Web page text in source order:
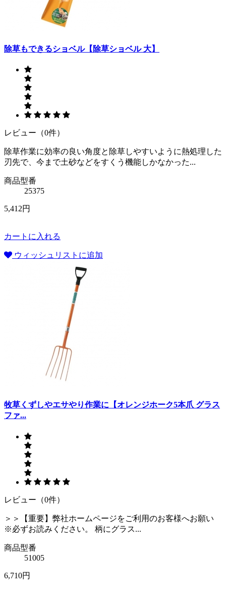
除草もできるショベル【除草ショベル 大】
レビュー（0件）
除草作業に効率の良い角度と除草しやすいように熱処理した
刃先で、今まで土砂などをすくう機能しかなかった...
商品型番
25375
5,412円
カートに入れる
ウィッシュリストに追加
牧草くずしやエサやり作業に【オレンジホーク5本爪 グラス
ファ...
レビュー（0件）
＞＞【重要】弊社ホームページをご利用のお客様へお願い
※必ずお読みください。 柄にグラス...
商品型番
51005
6,710円